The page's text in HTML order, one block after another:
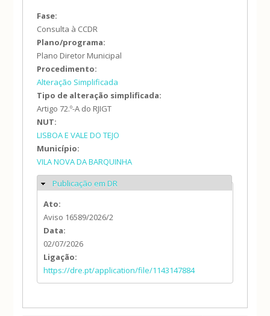
Fase:
Consulta à CCDR
Plano/programa:
Plano Diretor Municipal
Procedimento:
Alteração Simplificada
Tipo de alteração simplificada:
Artigo 72.º-A do RJIGT
NUT:
LISBOA E VALE DO TEJO
Município:
VILA NOVA DA BARQUINHA
Ocultar
Publicação em DR
Ato:
Aviso 16589/2026/2
Data:
02/07/2026
Ligação:
https://dre.pt/application/file/1143147884